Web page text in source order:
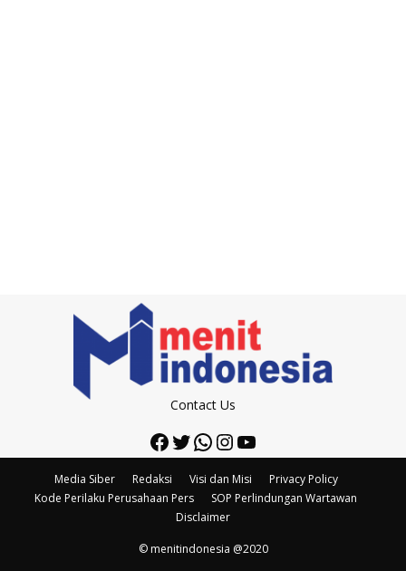
Contact Us
Facebook
Twitter
WhatsApp
Instagram
YouTube
Media Siber Redaksi Visi dan Misi
Privacy Policy
Kode Perilaku Perusahaan Pers
SOP Perlindungan Wartawan
Disclaimer
© menitindonesia @2020